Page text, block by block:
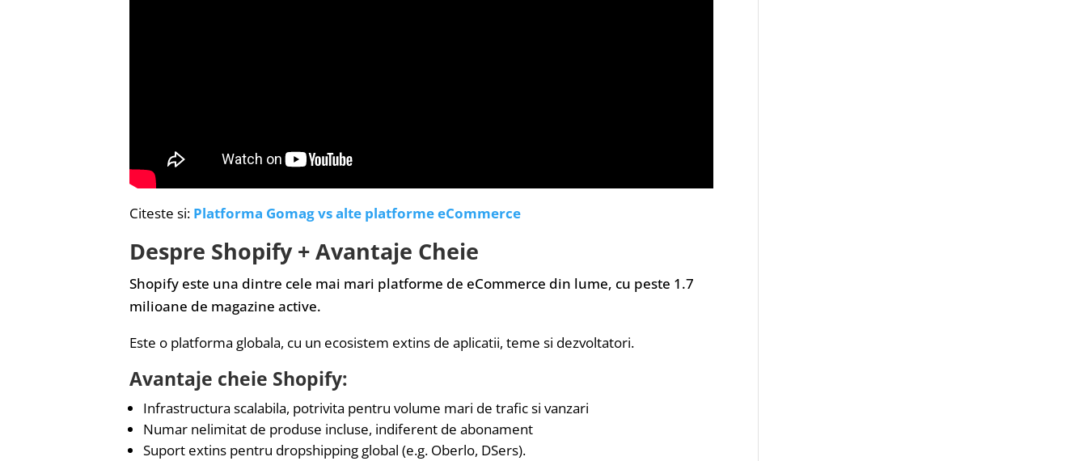
Citeste si: Platforma Gomag vs alte platforme eCommerce
Despre Shopify + Avantaje Cheie
Shopify este una dintre cele mai mari platforme de eCommerce din lume, cu peste 1.7
milioane de magazine active.
Este o platforma globala, cu un ecosistem extins de aplicatii, teme si dezvoltatori.
Avantaje cheie Shopify:
Infrastructura scalabila, potrivita pentru volume mari de trafic si vanzari
Numar nelimitat de produse incluse, indiferent de abonament
Suport extins pentru dropshipping global (e.g. Oberlo, DSers).